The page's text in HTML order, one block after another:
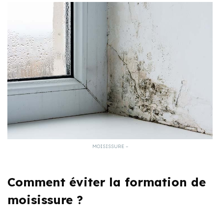
MOISISSURE –
Comment éviter la formation de
moisissure ?